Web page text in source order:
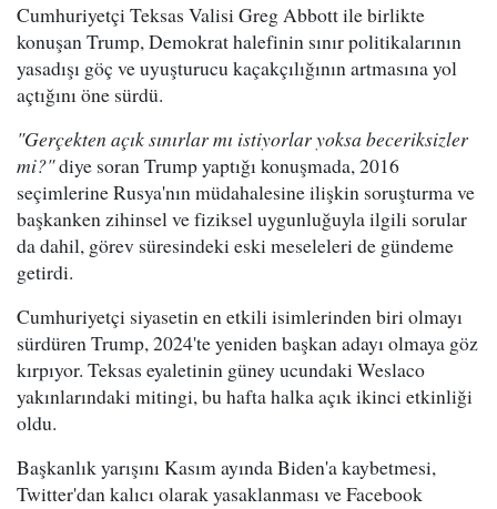
Cumhuriyetçi Teksas Valisi Greg Abbott ile birlikte
konuşan Trump, Demokrat halefinin sınır politikalarının
yasadışı göç ve uyuşturucu kaçakçılığının artmasına yol
açtığını öne sürdü.
"Gerçekten açık sınırlar mı istiyorlar yoksa beceriksizler
mi?"diye soran Trump yaptığı konuşmada, 2016
seçimlerine Rusya'nın müdahalesine ilişkin soruşturma ve
başkanken zihinsel ve fiziksel uygunluğuyla ilgili sorular
da dahil, görev süresindeki eski meseleleri de gündeme
getirdi.
Cumhuriyetçi siyasetin en etkili isimlerinden biri olmayı
sürdüren Trump, 2024'te yeniden başkan adayı olmaya göz
kırpıyor. Teksas eyaletinin güney ucundaki Weslaco
yakınlarındaki mitingi, bu hafta halka açık ikinci etkinliği
oldu.
Başkanlık yarışını Kasım ayında Biden'a kaybetmesi,
Twitter'dan kalıcı olarak yasaklanması ve Facebook